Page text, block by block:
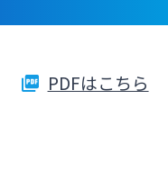
法人向けイ
PDFはこちら